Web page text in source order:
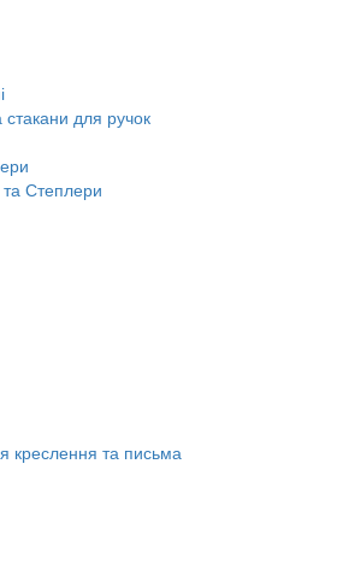
стакани для ручок
та Степлери
креслення та письма